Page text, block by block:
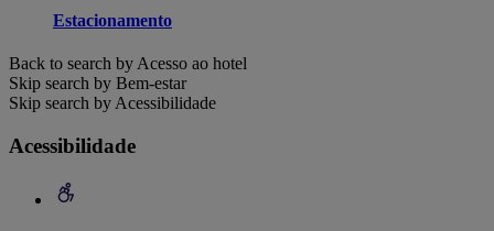
Estacionamento
Back to search by Acesso ao hotel
Skip search by Bem-estar
Skip search by Acessibilidade
Acessibilidade